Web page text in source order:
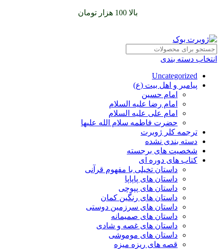
بالا 100 هزار تومان
انتخاب دسته بندی
Uncategorized
پیامبر و اهل بیت (ع)
امام حسین
امام رضا علیه السلام
امام علی علیه السلام
حضرت فاطمه سلام الله علیها
ترجمه کلر ژوبرت
دسته بندی نشده
شخصیت های برجسته
کتاب های دوره ای
داستان تخیلی با مفهوم قرآنی
داستان های پاپاپا
داستان های پپوچی
داستان های رنگین کمان
داستان های سرزمین دوستی
داستان های صمیمانه
داستان های غصه و شادی
داستان های موموشی
قصه های ریزه میزه